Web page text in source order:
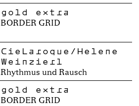
gold extra
BORDER GRID
CieLaroque/Helene
Weinzierl
Rhythmus und Rausch
gold extra
BORDER GRID